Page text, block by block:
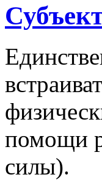
помощи
силы).